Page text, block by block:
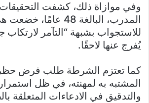
وفي موازاة ذلك، كشفت
المدرب، البالغة 48
للاستجواب بشبهة “التآمر لارتكاب
يُفرج عنها لاحقًا.
كما تعتزم الشرطة طلب فرض
المشتبه به لمهنته، في ظل
والتدقيق في الادعاءات المتعلقة